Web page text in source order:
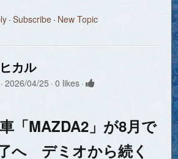
Subscribe New Topic
カル
2026/04/25 0 likes
「MAZDA2」が8月で
へ デミオから続く